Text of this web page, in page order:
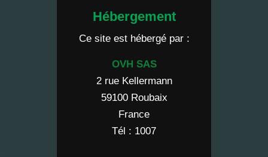
Hébergement
Ce site est hébergé par :
OVH SAS
2 rue Kellermann
59100 Roubaix
France
Tél : 1007